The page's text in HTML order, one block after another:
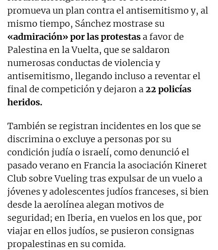
promueva un plan contra el antisemitismo y, al
mismo tiempo, Sánchez mostrase su
«admiración» por las protestas a favor de
Palestina en la Vuelta, que se saldaron
numerosas conductas de violencia y
antisemitismo, llegando incluso a reventar el
final de competición y dejaron a22 policías
heridos.
También se registran incidentes en los que se
discrimina o excluye a personas por su
condición judía o israelí, como denunció el
pasado verano en Francia la asociación Kineret
Club sobre Vueling tras expulsar de un vuelo a
jóvenes y adolescentes judíos franceses, si bien
desde la aerolínea alegan motivos de
seguridad; en Iberia, en vuelos en los que, por
viajar en ellos judíos, se pusieron consignas
propalestinas en su comida.